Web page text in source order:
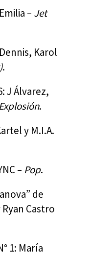
– Jet
Karol
.
J Álvarez,
Explosión.
y M.I.A.
– Pop.
de
Castro
1: María